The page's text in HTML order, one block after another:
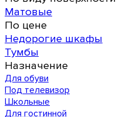
Матовые
По цене
Недорогие шкафы
Тумбы
Назначение
Для обуви
Под телевизор
Школьные
Для гостинной